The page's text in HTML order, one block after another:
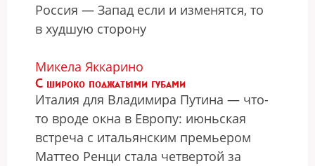
Россия — Запад если и изменятся, то
в худшую сторону
Микела Яккарино
С широко поджатыми губами
Италия для Владимира Путина — что-
то вроде окна в Европу: июньская
встреча с итальянским премьером
Маттео Ренци стала четвертой за